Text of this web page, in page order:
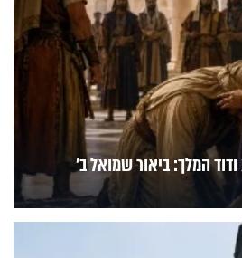
המלך: ביאור שמואל ב'